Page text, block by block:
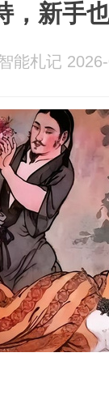
，新手
能札记